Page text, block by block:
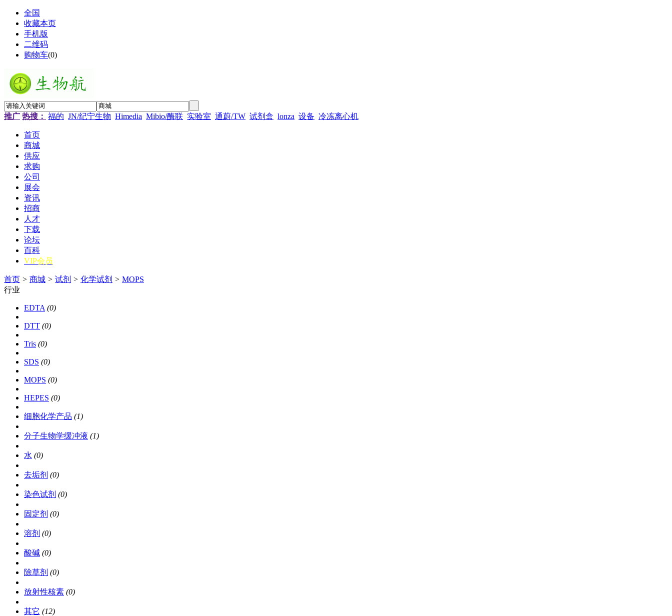
全国
收藏本页
手机版
二维码
购物车(0)
推广 热搜： 福的 JN/纪宁生物 Himedia Mibio/酶联 实验室 通蔚/TW 试剂盒 lonza 设备 冷冻离心机
首页
商城
供应
求购
公司
展会
资讯
招商
人才
下载
论坛
百科
VIP会员
首页 > 商城 > 试剂 > 化学试剂 > MOPS
行业
EDTA (0)
DTT (0)
Tris (0)
SDS (0)
MOPS (0)
HEPES (0)
细胞化学产品 (1)
分子生物学缓冲液 (1)
水 (0)
去垢剂 (0)
染色试剂 (0)
固定剂 (0)
溶剂 (0)
酸碱 (0)
除草剂 (0)
放射性核素 (0)
其它 (12)